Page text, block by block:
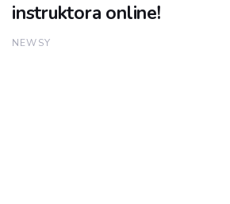
instruktora online!
NEWSY